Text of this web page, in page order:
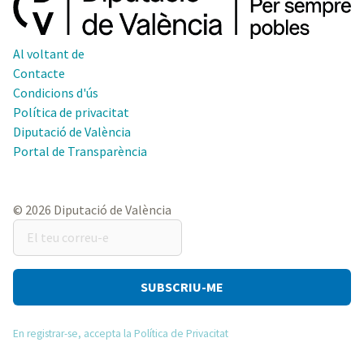
Al voltant de
Contacte
Condicions d'ús
Política de privacitat
Diputació de València
Portal de Transparència
© 2026 Diputació de València
El
teu
correu-
En registrar-se, accepta la Política de Privacitat